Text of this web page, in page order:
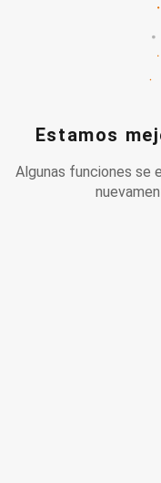
Estamos
Algunas funciones se